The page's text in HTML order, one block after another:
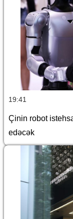
19:41
Çinin robot
edəcək